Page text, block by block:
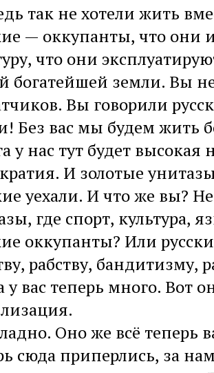
так не хотели жить
— оккупанты, что
что они
богатейшей земли. Вы
Вы говорили
Без вас мы будем жить
у нас тут будет
И золотые
уехали. И что же вы?
где спорт, культура,
оккупанты? Или
рабству, бандитизму,
у вас теперь много. Вот
Оно же всё теперь
сюда приперлись, за